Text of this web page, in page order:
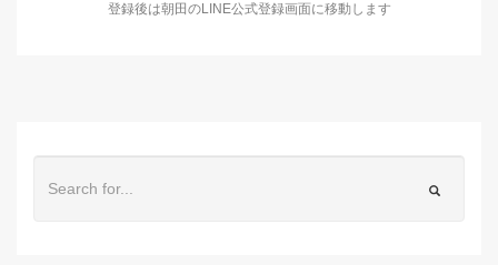
登録後は朝田のLINE公式登録画面に移動します